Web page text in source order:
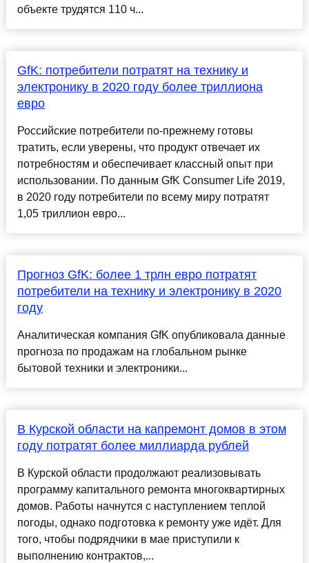
объекте трудятся 110 ч...
GfK: потребители потратят на технику и
электронику в 2020 году более триллиона
евро
Российские потребители по-прежнему готовы
тратить, если уверены, что продукт отвечает их
потребностям и обеспечивает классный опыт при
использовании. По данным GfK Consumer Life 2019,
в 2020 году потребители по всему миру потратят
1,05 триллион евро...
Прогноз GfK: более 1 трлн евро потратят
потребители на технику и электронику в 2020
году
Аналитическая компания GfK опубликовала данные
прогноза по продажам на глобальном рынке
бытовой техники и электроники...
В Курской области на капремонт домов в этом
году потратят более миллиарда рублей
В Курской области продолжают реализовывать
программу капитального ремонта многоквартирных
домов. Работы начнутся с наступлением теплой
погоды, однако подготовка к ремонту уже идёт. Для
того, чтобы подрядчики в мае приступили к
выполнению контрактов,...